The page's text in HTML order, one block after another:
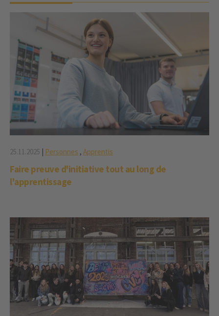
25.11.2025 | Personnes , Apprentis
Faire preuve d'initiative tout au long de
l'apprentissage